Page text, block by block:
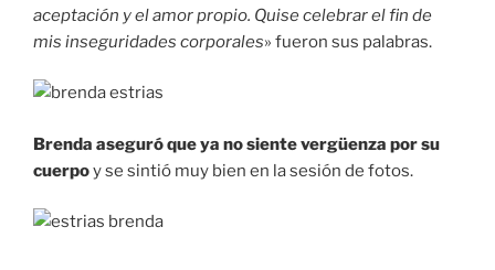
aceptación y el amor propio. Quise celebrar el fin de
mis inseguridades corporales» fueron sus palabras.
Brenda aseguró que ya no siente vergüenza por su
cuerpoy se sintió muy bien en la sesión de fotos.